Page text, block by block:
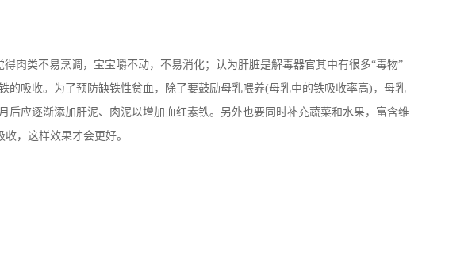
肉类不易烹调，宝宝嚼不动，不易消化；认为肝脏是解毒器官其中有很多“毒物”
的吸收。为了预防缺铁性贫血，除了要鼓励母乳喂养(母乳中的铁吸收率高)，母乳
后应逐渐添加肝泥、肉泥以增加血红素铁。另外也要同时补充蔬菜和水果，富含维
，这样效果才会更好。